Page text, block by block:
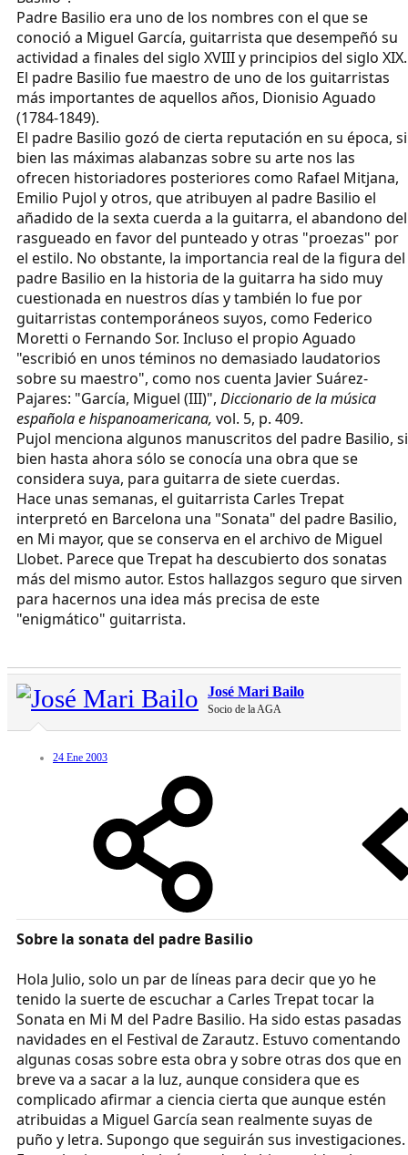
Padre Basilio era uno de los nombres con el que se
conoció a Miguel García, guitarrista que desempeñó su
actividad a finales del siglo XVIII y principios del siglo XIX.
El padre Basilio fue maestro de uno de los guitarristas
más importantes de aquellos años, Dionisio Aguado
(1784-1849).
El padre Basilio gozó de cierta reputación en su época, si
bien las máximas alabanzas sobre su arte nos las
ofrecen historiadores posteriores como Rafael Mitjana,
Emilio Pujol y otros, que atribuyen al padre Basilio el
añadido de la sexta cuerda a la guitarra, el abandono del
rasgueado en favor del punteado y otras "proezas" por
el estilo. No obstante, la importancia real de la figura del
padre Basilio en la historia de la guitarra ha sido muy
cuestionada en nuestros días y también lo fue por
guitarristas contemporáneos suyos, como Federico
Moretti o Fernando Sor. Incluso el propio Aguado
"escribió en unos téminos no demasiado laudatorios
sobre su maestro", como nos cuenta Javier Suárez-
Pajares: "García, Miguel (III)", Diccionario de la música
española e hispanoamericana, vol. 5, p. 409.
Pujol menciona algunos manuscritos del padre Basilio, si
bien hasta ahora sólo se conocía una obra que se
considera suya, para guitarra de siete cuerdas.
Hace unas semanas, el guitarrista Carles Trepat
interpretó en Barcelona una "Sonata" del padre Basilio,
en Mi mayor, que se conserva en el archivo de Miguel
Llobet. Parece que Trepat ha descubierto dos sonatas
más del mismo autor. Estos hallazgos seguro que sirven
para hacernos una idea más precisa de este
"enigmático" guitarrista.
José Mari Bailo
Socio de la AGA
24 Ene 2003
Sobre la sonata del padre Basilio
Hola Julio, solo un par de líneas para decir que yo he
tenido la suerte de escuchar a Carles Trepat tocar la
Sonata en Mi M del Padre Basilio. Ha sido estas pasadas
navidades en el Festival de Zarautz. Estuvo comentando
algunas cosas sobre esta obra y sobre otras dos que en
breve va a sacar a la luz, aunque considera que es
complicado afirmar a ciencia cierta que aunque estén
atribuidas a Miguel García sean realmente suyas de
puño y letra. Supongo que seguirán sus investigaciones.